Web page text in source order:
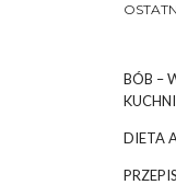
BÓB –
KUCHNI
DIETA